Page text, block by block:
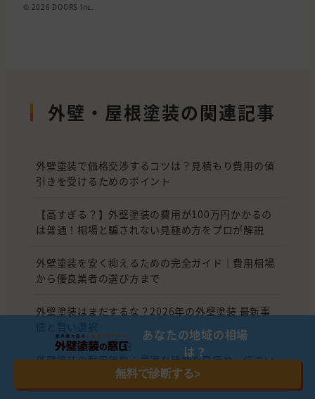
© 2026 DOORS Inc.
外壁・屋根塗装の関連記事
外壁塗装で価格交渉するコツは？見積もり費用の値
引きを受けるためのポイント
【高すぎる？】外壁塗装の費用が100万円かかるの
は普通！相場と騙されない見極め方をプロが解説
外壁塗装を安く抑えるための完全ガイド｜費用相場
から優良業者の選び方まで
外壁塗装はまだするな？2026年の外壁塗装 最新事
外壁塗装の耐用年数：最適な時期を見極め、住まい
あなたの地域の相場
は？
無料で診断する>